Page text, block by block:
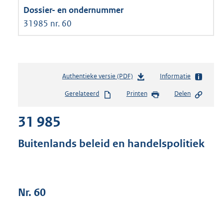
31985 nr. 60
Authentieke versie (PDF)b
s
s
Informatie
Gerelateerd Printen Delen
31 985
Buitenlands beleid en handelspolitiek
Nr. 60